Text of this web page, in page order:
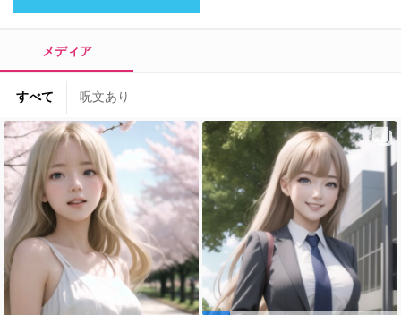
メディア
すべて 呪文あり